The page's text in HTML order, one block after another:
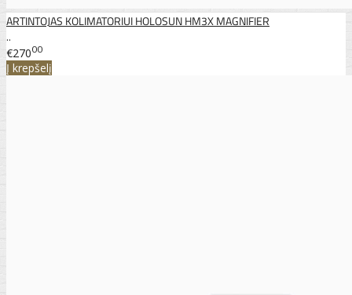
ARTINTOJAS KOLIMATORIUI HOLOSUN HM3X MAGNIFIER
..
€27000
Į krepšelį